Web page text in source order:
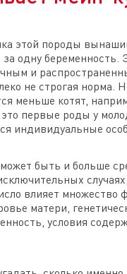
этой породы
за одну беременность.
и
не строгая норма.
меньше котят,
это первые роды у
индивидуальные
быть и больше
влияет множество
матери,
условия